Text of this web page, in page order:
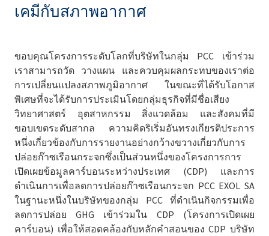
เคมีกับสภาพอากาศ
ขอบคุณโครงการระดับโลกที่บริษัทในกลุ่ม PCC เข้าร่วม
เราสามารถวัด วางแผน และควบคุมผลกระทบของเราต่อ
การเปลี่ยนแปลงสภาพภูมิอากาศ ในขณะที่ได้รับโอกาส
พิเศษที่จะได้รับการประเมินโดยกลุ่มธุรกิจที่มีชื่อเสียง
วิทยาศาสตร์ อุตสาหกรรม สิ่งแวดล้อม และสังคมที่มี
ขอบเขตระดับสากล ความคิดริเริ่มอันทรงเกียรติประการ
หนึ่งเกี่ยวข้องกับการรายงานอย่างกว้างขวางเกี่ยวกับการ
ปล่อยก๊าซเรือนกระจกซึ่งเป็นส่วนหนึ่งของโครงการการ
เปิดเผยข้อมูลคาร์บอนระหว่างประเทศ (CDP) และการ
ดำเนินการเพื่อลดการปล่อยก๊าซเรือนกระจก PCC EXOL SA
ในฐานะหนึ่งในบริษัทของกลุ่ม PCC ที่ดำเนินกิจกรรมเพื่อ
ลดการปล่อย GHG เข้าร่วมใน CDP (โครงการเปิดเผย
คาร์บอน) เพื่อให้สอดคล้องกับหลักคำสอนของ CDP บริษัท